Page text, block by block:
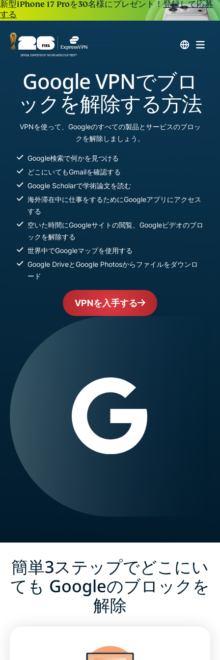
新型iPhone 17 Proを30名様にプレゼント！登録して応募
する
Google VPNでブロ
ックを解除する方法
VPNを使って、Googleのすべての製品とサービスのブロッ
クを解除しましょう。
Google検索で何かを見つける
どこにいてもGmailを確認する
Google Scholarで学術論文を読む
海外滞在中に仕事をするためにGoogleアプリにアクセス
する
空いた時間にGoogleサイトの閲覧、Googleビデオのブロ
ックを解除する
世界中でGoogleマップを使用する
Google DriveとGoogle Photosからファイルをダウンロ
ード
VPNを入手する
簡単3ステップでどこにい
ても Googleのブロックを
解除